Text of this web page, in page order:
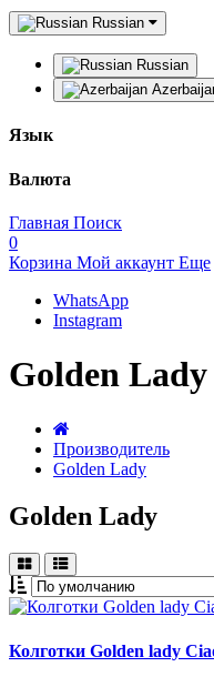
Russian
Russian
Язык
Валюта
Главная Поиск
0
Корзина Мой аккаунт Еще
WhatsApp
Instagram
Golden Lady
Производитель
Golden Lady
Golden Lady
Колготки Golden lady